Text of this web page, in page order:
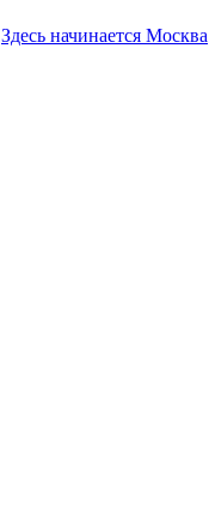
Здесь начинается Москва